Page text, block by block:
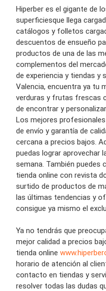
Hiperber es el gigante de
superficiesque llega
catálogos y folletos
descuentos de ensueño
productos de una de las
complementos del
de experiencia y tiendas y
Valencia, encuentra ya tu
verduras y frutas frescas
de encontrar y
Los mejores
de envío y garantía de
cercana a precios bajos.
puedas lograr aprovechar
semana. También puedes
tienda online con revista
surtido de productos de
las últimas tendencias y
consigue ya mismo el
Ya no tendrás que
mejor calidad a precios
tienda online
horario de atención al
contacto en tiendas y
resolver todas las dudas